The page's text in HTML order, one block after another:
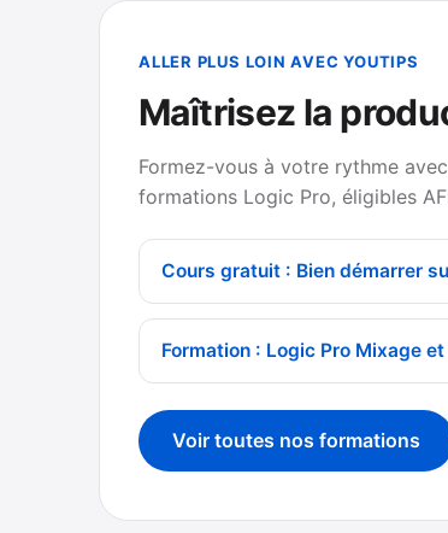
ALLER PLUS LOIN AVEC YOUTIPS
Maîtrisez la
Formez-vous à votre rythme
formations Logic Pro, éligibles
Cours gratuit : Bien démarrer
Formation : Logic Pro Mixage
Voir toutes nos formations